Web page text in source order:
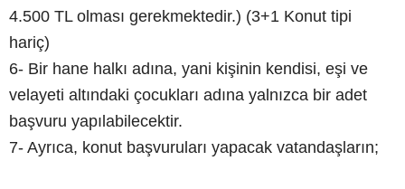
4.500 TL olması gerekmektedir.) (3+1 Konut tipi
hariç)
6- Bir hane halkı adına, yani kişinin kendisi, eşi ve
velayeti altındaki çocukları adına yalnızca bir adet
başvuru yapılabilecektir.
7- Ayrıca, konut başvuruları yapacak vatandaşların;